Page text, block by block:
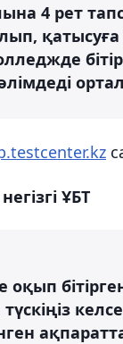
4 рет
ҰБТ
оқып